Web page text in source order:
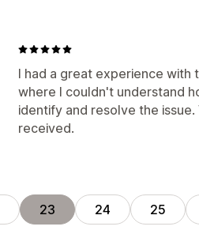
I had a great experience with
where I couldn't understand
identify and resolve the
received.
23 24 25